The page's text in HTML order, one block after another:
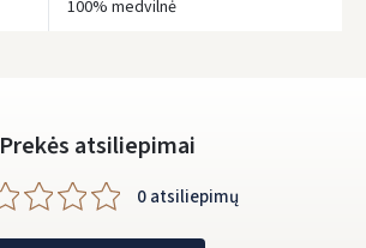
100% medvilnė
Prekės atsiliepimai
0 atsiliepimų
Prisijungti
Facebook